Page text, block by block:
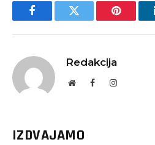
FacebookTwitter Pinterest
Redakcija
WebsiteFacebookInstagram
IZDVAJAMO